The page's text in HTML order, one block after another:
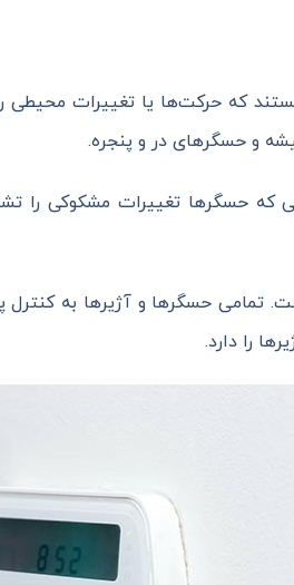
که حرکت‌ها یا تغییرات محیطی
و حسگرهای در و پنجره.
که حسگرها تغییرات مشکوکی
حسگرها و آژیرها به کنترل
را دارد.